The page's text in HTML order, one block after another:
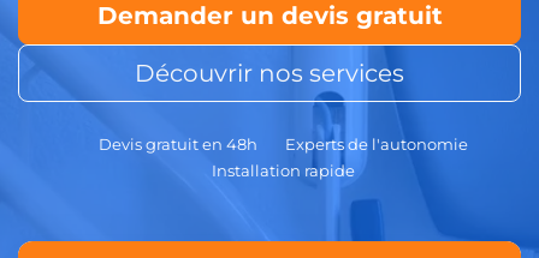
Demander un devis gratuit
Découvrir nos services
Devis gratuit en 48h
Experts de l'autonomie
Installation rapide